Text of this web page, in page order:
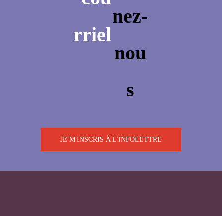
JE M'INSCRIS À L'INFOLETTRE